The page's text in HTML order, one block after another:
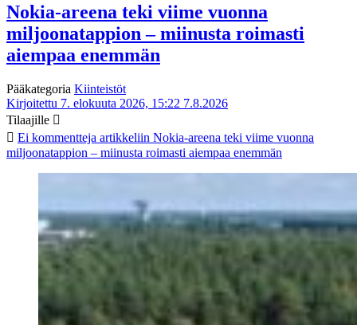
Nokia-areena teki viime vuonna
miljoonatappion – miinusta roimasti
aiempaa enemmän
Pääkategoria Kiinteistöt
Kirjoitettu 7. elokuuta 2026, 15:22 7.8.2026
Tilaajille
Ei kommentteja artikkeliin Nokia-areena teki viime vuonna
miljoonatappion – miinusta roimasti aiempaa enemmän